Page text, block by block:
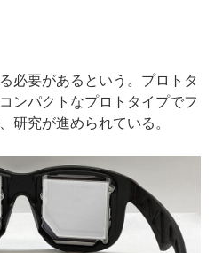
必要があるという。プロトタ
ンパクトなプロトタイプでフ
研究が進められている。